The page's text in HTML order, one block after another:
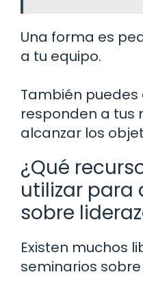
Una forma es
a tu equipo.
También
responden a tus
alcanzar los
¿Qué
utilizar para
sobre
Existen muchos
seminarios